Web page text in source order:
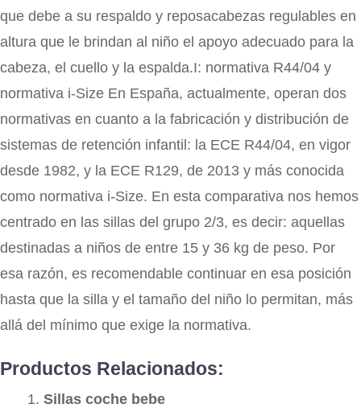
que debe a su respaldo y reposacabezas regulables en
altura que le brindan al niño el apoyo adecuado para la
cabeza, el cuello y la espalda.I: normativa R44/04 y
normativa i-Size En España, actualmente, operan dos
normativas en cuanto a la fabricación y distribución de
sistemas de retención infantil: la ECE R44/04, en vigor
desde 1982, y la ECE R129, de 2013 y más conocida
como normativa i-Size. En esta comparativa nos hemos
centrado en las sillas del grupo 2/3, es decir: aquellas
destinadas a niños de entre 15 y 36 kg de peso. Por
esa razón, es recomendable continuar en esa posición
hasta que la silla y el tamaño del niño lo permitan, más
allá del mínimo que exige la normativa.
Productos Relacionados:
Sillas coche bebe